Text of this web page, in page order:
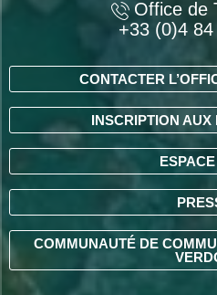
Office de
+33 (0)4
CONTACTER
INSCRIPTION AUX
COMMUNAUTÉ DE